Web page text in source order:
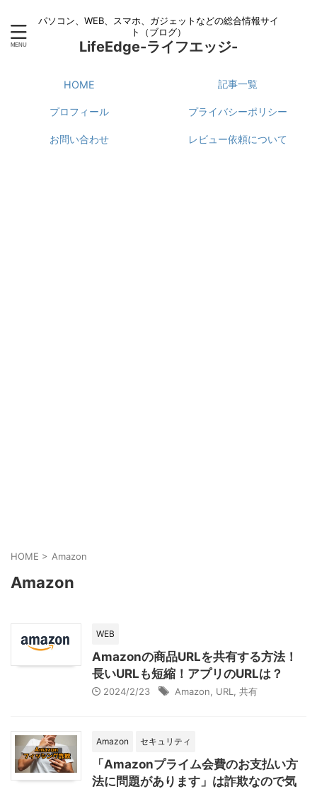
パソコン、WEB、スマホ、ガジェットなどの総合情報サイ
ト（ブログ）
LifeEdge-ライフエッジ-
HOME 記事一覧
プロフィール プライバシーポリシー
お問い合わせ レビュー依頼について
HOME > Amazon
Amazon
WEB
Amazonの商品URLを共有する方法！
長いURLも短縮！アプリのURLは？
2024/2/23 Amazon URL 共有
Amazon セキュリティ
「Amazonプライム会費のお支払い方
法に問題があります」は詐欺なので気